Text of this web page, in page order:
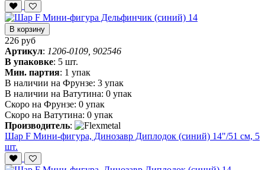
В корзину
226 руб
Артикул: 1206-0109, 902546
В упаковке: 5 шт.
Мин. партия: 1 упак
В наличии на Фрунзе: 3 упак
В наличии на Ватутина: 0 упак
Скоро на Фрунзе: 0 упак
Скоро на Ватутина: 0 упак
Производитель:
Шар F Мини-фигура, Динозавр Диплодок (синий) 14"/51 см, 5
шт.